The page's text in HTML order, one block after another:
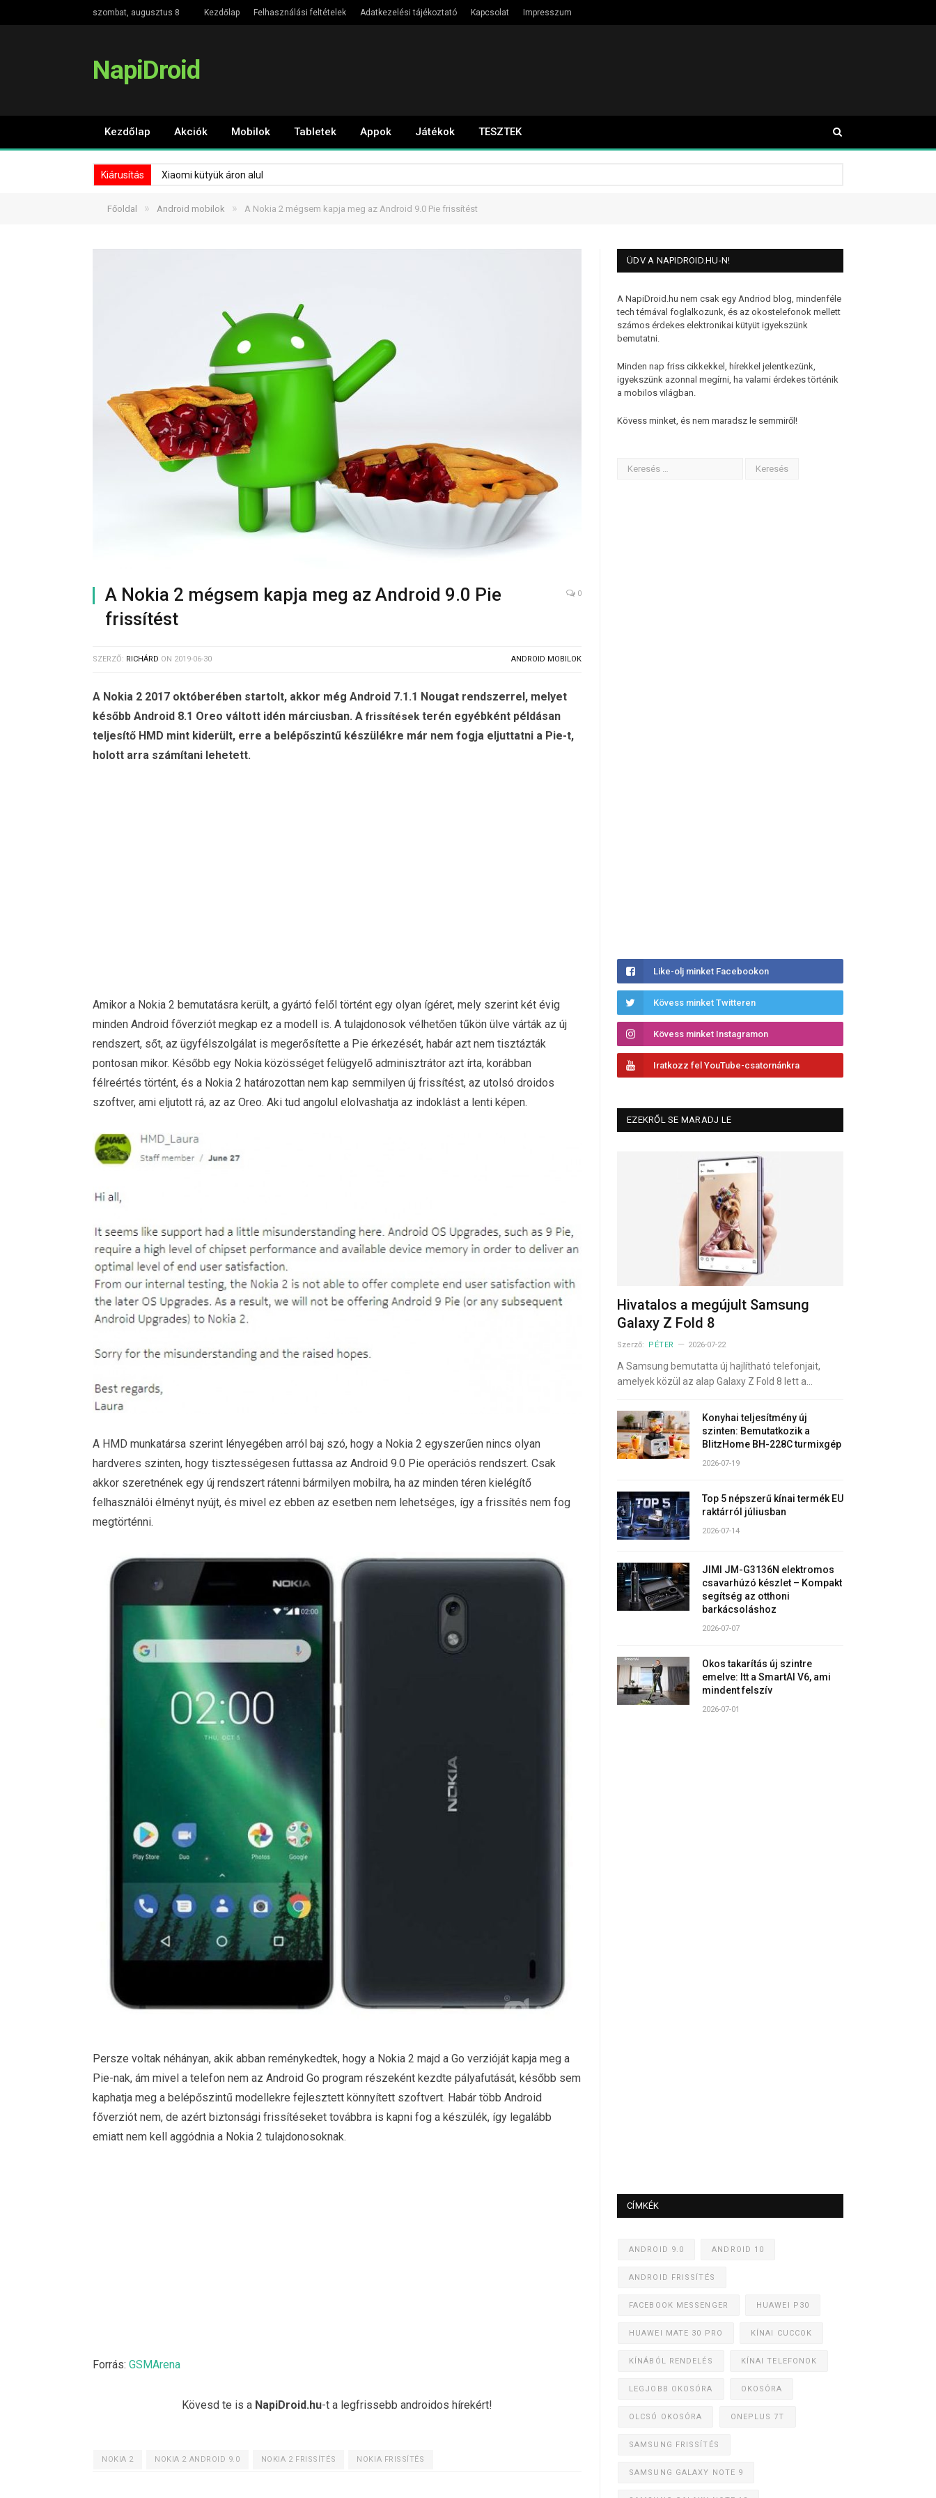
szombat, augusztus 8 Kezdőlap Felhasználási feltételek Adatkezelési tájékoztató Kapcsolat Impresszum
NapiDroid
Kezdőlap Akciók Mobilok Tabletek Appok Játékok TESZTEK
Kiárusítás Xiaomi kütyük áron alul
Főoldal » Android mobilok » A Nokia 2 mégsem kapja meg az Android 9.0 Pie frissítést
A Nokia 2 mégsem kapja meg az Android 9.0 Pie
frissítést
0
SZERZŐ: RICHÁRD ON 2019-06-30 ANDROID MOBILOK
A Nokia 2 2017 októberében startolt, akkor még Android 7.1.1 Nougat rendszerrel, melyet
később Android 8.1 Oreo váltott idén márciusban. Afrissítések terén egyébként példásan
teljesítő HMD mint kiderült, erre a belépőszintű készülékre már nem fogja eljuttatni a Pie-t,
holott arra számítani lehetett.
Amikor a Nokia 2 bemutatásra került, a gyártó felől történt egy olyan ígéret, mely szerint két évig
minden Android főverziót megkap ez a modell is. A tulajdonosok vélhetően tűkön ülve várták az új
rendszert, sőt, az ügyfélszolgálat is megerősítette a Pie érkezését, habár azt nem tisztázták
pontosan mikor. Később egy Nokia közösséget felügyelő adminisztrátor azt írta, korábban
félreértés történt, és a Nokia 2 határozottan nem kap semmilyen új frissítést, az utolsó droidos
szoftver, ami eljutott rá, az az Oreo. Aki tud angolul elolvashatja az indoklást a lenti képen.
A HMD munkatársa szerint lényegében arról baj szó, hogy a Nokia 2 egyszerűen nincs olyan
hardveres szinten, hogy tisztességesen futtassa az Android 9.0 Pie operációs rendszert. Csak
akkor szeretnének egy új rendszert rátenni bármilyen mobilra, ha az minden téren kielégítő
felhasználói élményt nyújt, és mivel ez ebben az esetben nem lehetséges, így a frissítés nem fog
megtörténni.
Persze voltak néhányan, akik abban reménykedtek, hogy a Nokia 2 majd a Go verzióját kapja meg a
Pie-nak, ám mivel a telefon nem az Android Go program részeként kezdte pályafutását, később sem
kaphatja meg a belépőszintű modellekre fejlesztett könnyített szoftvert. Habár több Android
főverziót nem, de azért biztonsági frissítéseket továbbra is kapni fog a készülék, így legalább
emiatt nem kell aggódnia a Nokia 2 tulajdonosoknak.
Forrás: GSMArena
Kövesd te is a NapiDroid.hu-t a legfrissebb androidos hírekért!
NOKIA 2 NOKIA 2 ANDROID 9.0 NOKIA 2 FRISSÍTÉS NOKIA FRISSÍTÉS
ÜDV A NAPIDROID.HU-N!
A NapiDroid.hu nem csak egy Andriod blog, mindenféle
tech témával foglalkozunk, és az okostelefonok mellett
számos érdekes elektronikai kütyüt igyekszünk
bemutatni.
Minden nap friss cikkekkel, hírekkel jelentkezünk,
igyekszünk azonnal megírni, ha valami érdekes történik
a mobilos világban.
Kövess minket, és nem maradsz le semmiről!
Like-olj minket Facebookon
Kövess minket Twitteren
Kövess minket Instagramon
Iratkozz fel YouTube-csatornánkra
EZEKRŐL SE MARADJ LE
Hivatalos a megújult Samsung
Galaxy Z Fold 8
Szerző: PÉTER 2026-07-22
A Samsung bemutatta új hajlítható telefonjait,
amelyek közül az alap Galaxy Z Fold 8 lett a…
Konyhai teljesítmény új
szinten: Bemutatkozik a
BlitzHome BH-228C turmixgép
2026-07-19
Top 5 népszerű kínai termék EU
raktárról júliusban
2026-07-14
JIMI JM-G3136N elektromos
csavarhúzó készlet – Kompakt
segítség az otthoni
barkácsoláshoz
2026-07-07
Okos takarítás új szintre
emelve: Itt a SmartAI V6, ami
mindent felszív
2026-07-01
CÍMKÉK
ANDROID 9.0 ANDROID 10
ANDROID FRISSÍTÉS
FACEBOOK MESSENGER HUAWEI P30
HUAWEI MATE 30 PRO KÍNAI CUCCOK
KÍNÁBÓL RENDELÉS KÍNAI TELEFONOK
LEGJOBB OKOSÓRA OKOSÓRA
OLCSÓ OKOSÓRA ONEPLUS 7T
SAMSUNG FRISSÍTÉS
SAMSUNG GALAXY NOTE 9